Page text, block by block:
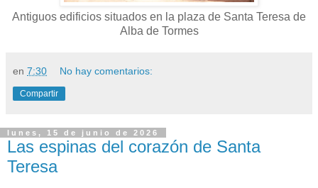
Antiguos edificios situados en la plaza de Santa Teresa de
Alba de Tormes
en 7:30 No hay comentarios:
Compartir
lunes, 15 de junio de 2026
Las espinas del corazón de Santa
Teresa